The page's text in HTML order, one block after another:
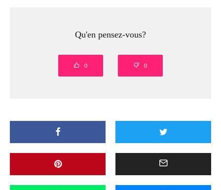
Qu'en pensez-vous?
0 0